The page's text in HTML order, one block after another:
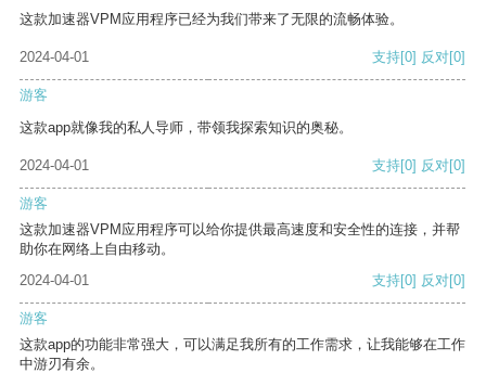
这款加速器VPM应用程序已经为我们带来了无限的流畅体验。
2024-04-01 支持[0] 反对[0]
游客
这款app就像我的私人导师，带领我探索知识的奥秘。
2024-04-01 支持[0] 反对[0]
游客
这款加速器VPM应用程序可以给你提供最高速度和安全性的连接，并帮
助你在网络上自由移动。
2024-04-01
支持[0] 反对[0]
游客
这款app的功能非常强大，可以满足我所有的工作需求，让我能够在工作
中游刃有余。